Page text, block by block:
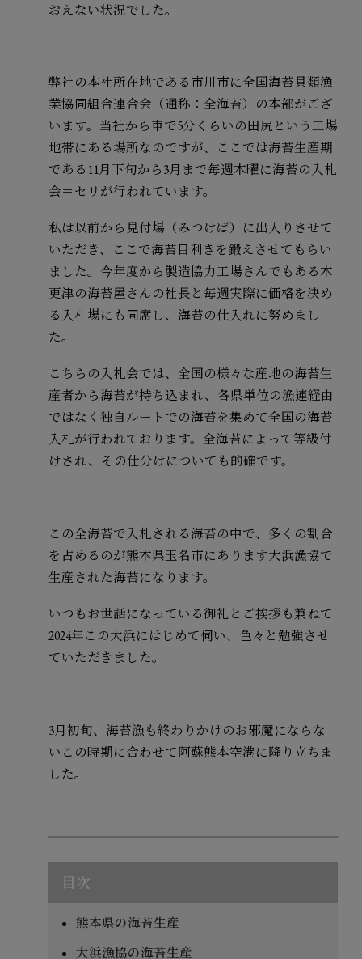
おえない状況でした。
弊社の本社所在地である市川市に全国海苔貝類漁
業協同組合連合会（通称：全海苔）の本部がござ
います。当社から車で5分くらいの田尻という工場
地帯にある場所なのですが、ここでは海苔生産期
である11月下旬から3月まで毎週木曜に海苔の入札
会＝セリが行われています。
私は以前から見付場（みつけば）に出入りさせて
いただき、ここで海苔目利きを鍛えさせてもらい
ました。今年度から製造協力工場さんでもある木
更津の海苔屋さんの社長と毎週実際に価格を決め
る入札場にも同席し、海苔の仕入れに努めまし
た。
こちらの入札会では、全国の様々な産地の海苔生
産者から海苔が持ち込まれ、各県単位の漁連経由
ではなく独自ルートでの海苔を集めて全国の海苔
入札が行われております。全海苔によって等級付
けされ、その仕分けについても的確です。
この全海苔で入札される海苔の中で、多くの割合
を占めるのが熊本県玉名市にあります大浜漁協で
生産された海苔になります。
いつもお世話になっている御礼とご挨拶も兼ねて
2024年この大浜にはじめて伺い、色々と勉強させ
ていただきました。
3月初旬、海苔漁も終わりかけのお邪魔にならな
いこの時期に合わせて阿蘇熊本空港に降り立ちま
した。
目次
熊本県の海苔生産
大浜漁協の海苔生産